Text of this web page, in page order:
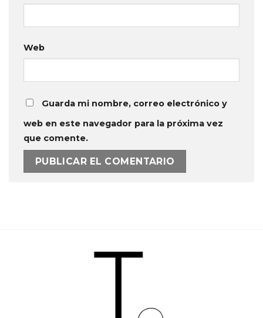
Web
Guarda mi nombre, correo electrónico y
web en este navegador para la próxima vez
que comente.